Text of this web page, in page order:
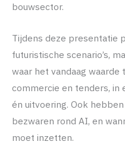
bouwsector.
Tijdens deze presentatie
futuristische scenario’s,
waar het vandaag
commercie en tenders, in
én uitvoering. Ook
bezwaren rond AI, en
moet inzetten.